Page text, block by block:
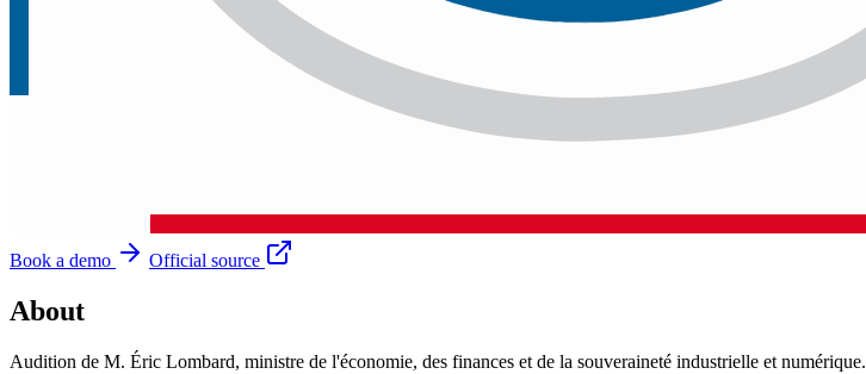
Book a demo
Official source
About
Audition de M. Éric Lombard, ministre de l'économie, des finances et de la souveraineté industrielle et numérique.